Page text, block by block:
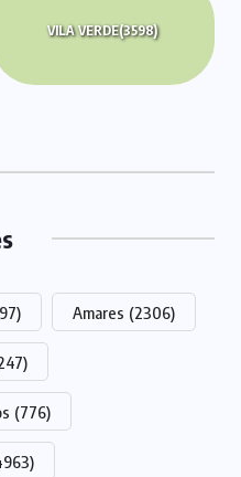
VILA VERDE(3598)
Amares (2306)
(776)